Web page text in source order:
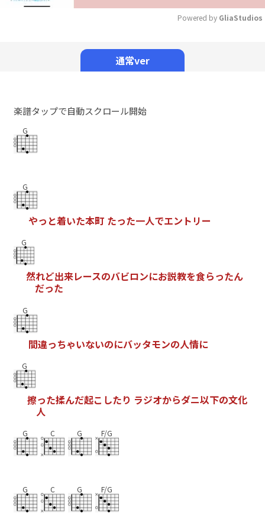
Powered by GliaStudios
通常ver
楽譜タップで自動スクロール開始
G
G
やっ と着いた本町 たった一人でエン ト リー
G
然れど出来レースのバビロンにお説教を食らったん
だった
G
間違っちゃいないのにバッタモンの人情に
G
擦った揉んだ起こ したり ラジオからダニ以下の文化
人
G C G F/G
G C G F/G